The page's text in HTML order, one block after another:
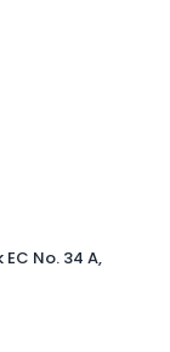
No. 34 A,